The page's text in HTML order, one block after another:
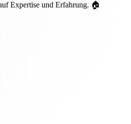
Expertise und Erfahrung. 🏠